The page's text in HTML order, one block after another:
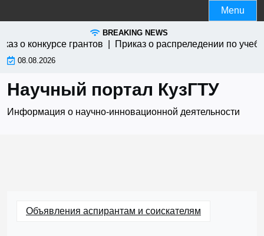
to
Menu
BREAKING NEWS
о конкурсе грантов | Приказ о распреледении по
08.08.2026
Научный портал КузГТУ
Информация о научно-инновационной деятельности
Объявления аспирантам и соискателям